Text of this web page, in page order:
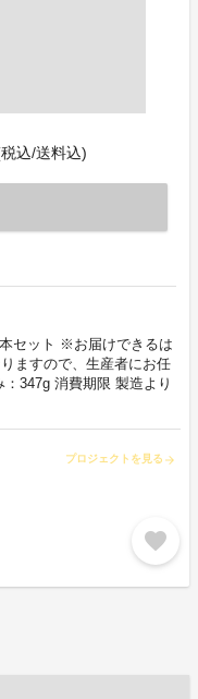
込/送料込)
セット ※お届けできるは
ますので、生産者にお任
347g 消費期限 製造より
プロジェクトを見る arrow_forward
favorite